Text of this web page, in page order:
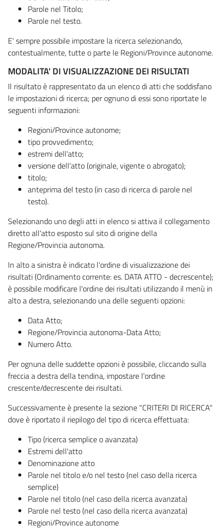
Parole nel Titolo;
Parole nel testo.
E' sempre possibile impostare la ricerca selezionando,
contestualmente, tutte o parte le Regioni/Province autonome.
MODALITA' DI VISUALIZZAZIONE DEI RISULTATI
Il risultato è rappresentato da un elenco di atti che soddisfano
le impostazioni di ricerca; per ognuno di essi sono riportate le
seguenti informazioni:
Regioni/Province autonome;
tipo provvedimento;
estremi dell'atto;
versione dell'atto (originale, vigente o abrogato);
titolo;
anteprima del testo (in caso di ricerca di parole nel
testo).
Selezionando uno degli atti in elenco si attiva il collegamento
diretto all'atto esposto sul sito di origine della
Regione/Provincia autonoma.
In alto a sinistra è indicato l'ordine di visualizzazione dei
risultati (Ordinamento corrente: es. DATA ATTO - decrescente);
è possibile modificare l'ordine dei risultati utilizzando il menù in
alto a destra, selezionando una delle seguenti opzioni:
Data Atto;
Regione/Provincia autonoma-Data Atto;
Numero Atto.
Per ognuna delle suddette opzioni è possibile, cliccando sulla
freccia a destra della tendina, impostare l'ordine
crescente/decrescente dei risultati.
Successivamente è presente la sezione "CRITERI DI RICERCA"
dove è riportato il riepilogo del tipo di ricerca effettuata:
Tipo (ricerca semplice o avanzata)
Estremi dell'atto
Denominazione atto
Parole nel titolo e/o nel testo (nel caso della ricerca
semplice)
Parole nel titolo (nel caso della ricerca avanzata)
Parole nel testo (nel caso della ricerca avanzata)
Regioni/Province autonome